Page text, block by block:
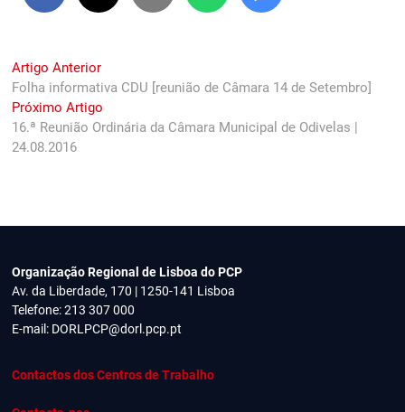
Navegação
de
artigos
Artigo AnteriorPrevious
post:
Folha informativa CDU [reunião de Câmara 14 de Setembro]
Próximo Artigo
post:
16.ª Reunião Ordinária da Câmara Municipal de Odivelas |
24.08.2016
Organização Regional de Lisboa do PCP
Av. da Liberdade, 170 | 1250-141 Lisboa
Telefone: 213 307 000
E-mail: DORLPCP@dorl.pcp.pt
Contactos dos Centros de Trabalho